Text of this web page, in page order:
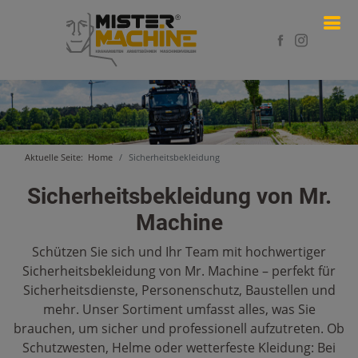
Aktuelle Seite: Home Sicherheitsbekleidung
Sicherheitsbekleidung von Mr.
Machine
Schützen Sie sich und Ihr Team mit hochwertiger
Sicherheitsbekleidung von Mr. Machine – perfekt für
Sicherheitsdienste, Personenschutz, Baustellen und
mehr. Unser Sortiment umfasst alles, was Sie
brauchen, um sicher und professionell aufzutreten. Ob
Schutzwesten, Helme oder wetterfeste Kleidung: Bei